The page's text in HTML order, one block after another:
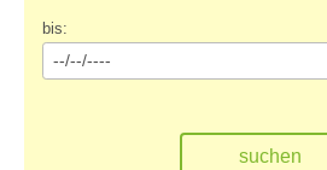
bis: